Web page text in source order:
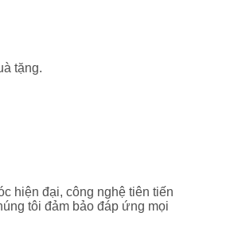
tặng.
hiện đại, công nghệ tiên tiến
tôi đảm bảo đáp ứng mọi